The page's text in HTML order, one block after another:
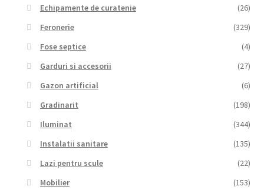
Echipamente de curatenie
(26)
Feronerie
(329)
Fose septice
(4)
Garduri si accesorii
(27)
Gazon artificial
(6)
Gradinarit
(198)
Iluminat
(344)
Instalatii sanitare
(135)
Lazi pentru scule
(22)
Mobilier
(153)